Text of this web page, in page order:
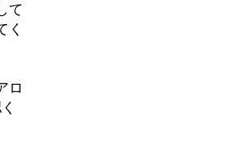
て
く
ロ